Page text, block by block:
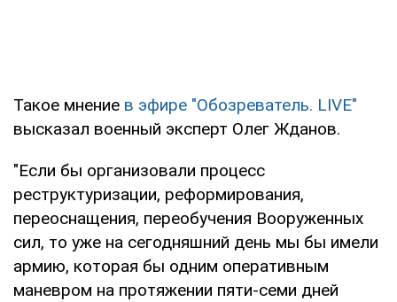
Такое мнение в эфире "Обозреватель. LIVE"
высказал военный эксперт Олег Жданов.
"Если бы организовали процесс
реструктуризации, реформирования,
переоснащения, переобучения Вооруженных
сил, то уже на сегодняшний день мы бы имели
армию, которая бы одним оперативным
маневром на протяжении пяти-семи дней